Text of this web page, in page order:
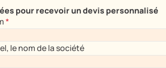
pour recevoir un devis personnalisé
*
le nom de la société